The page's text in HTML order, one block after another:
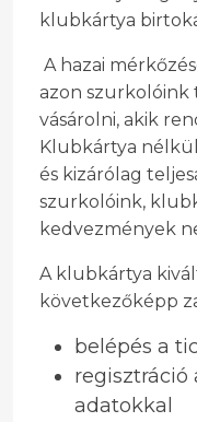
klubkártya
A hazai
azon
vásárolni, akik
Klubkártya
és kizárólag
szurkolóink,
kedvezmények
A klubkártya
következőképp
belépés a
regisztráció
adatokkal